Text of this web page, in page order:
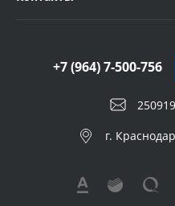
+7 (964) 7-500-756
г.